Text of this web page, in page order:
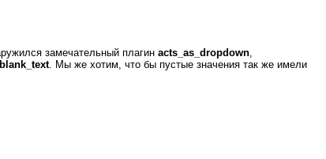
замечательный плагин acts_as_dropdown,
. Мы же хотим, что бы пустые значения так же имели